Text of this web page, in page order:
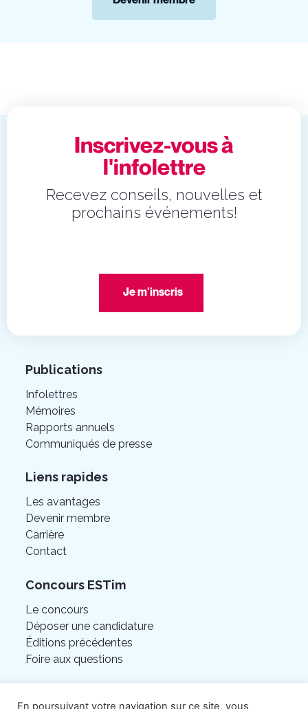
Inscrivez-vous à
l'infolettre
Recevez conseils, nouvelles et
prochains événements!
Je m'inscris
Publications
Infolettres
Mémoires
Rapports annuels
Communiqués de presse
Liens rapides
Les avantages
Devenir membre
Carrière
Contact
Concours ESTim
Le concours
Déposer une candidature
Éditions précédentes
Foire aux questions
En poursuivant votre navigation sur ce site, vous